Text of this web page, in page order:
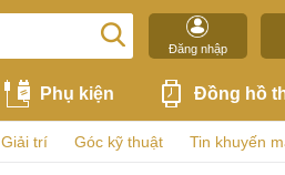
Đăng nhập
Phụ kiện Đồng hồ
Giải trí Góc kỹ thuật Tin khuyến